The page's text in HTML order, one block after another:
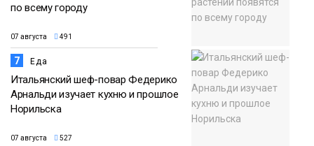
по всему городу
07 августа 491
7 Еда
Итальянский шеф-повар Федерико
Арнальди изучает кухню и прошлое
Норильска
07 августа 527